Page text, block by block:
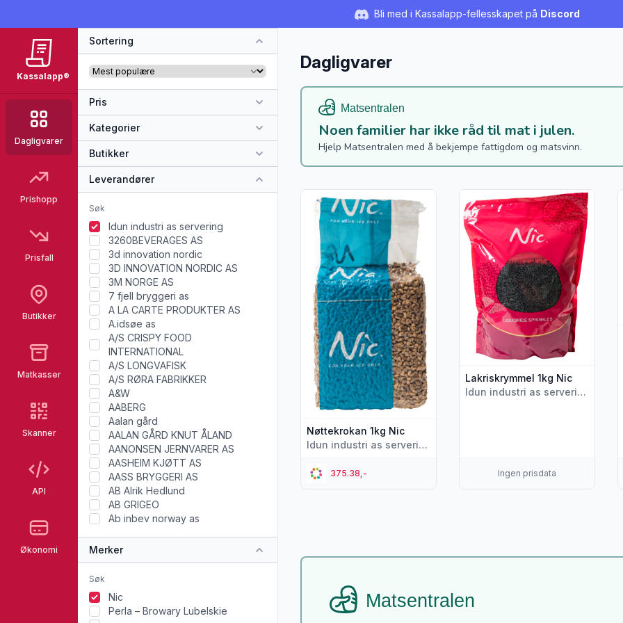
Bli med i Kassalapp-fellesskapet på Discord
Kassalapp®
Dagligvarer
Prishopp
Prisfall
Butikker
Matkasser
Skanner
API
Økonomi
Sortering
Pris
Kategorier
Butikker
Leverandører
Idun industri as servering
3260BEVERAGES AS
3d innovation nordic
3D INNOVATION NORDIC AS
3M NORGE AS
7 fjell bryggeri as
A LA CARTE PRODUKTER AS
A.idsøe as
A/S CRISPY FOOD
INTERNATIONAL
A/S LONGVAFISK
A/S RØRA FABRIKKER
A&W
AABERG
Aalan gård
AALAN GÅRD KNUT ÅLAND
AANONSEN JERNVARER AS
AASHEIM KJØTT AS
AASS BRYGGERI AS
AB Alrik Hedlund
AB GRIGEO
Ab inbev norway as
Merker
Nic
Perla – Browary Lubelskie
Dagligvarer
Noen familier har ikke råd til mat i julen.
Hjelp Matsentralen med å bekjempe fattigdom og matsvinn.
Nøttekrokan 1kg Nic
Idun industri as servering
375.38,-
Vis flere detaljer for produktet "Nøttekrokan 1kg Nic"
Lakriskrymmel 1kg Nic
Idun industri as servering
Ingen prisdata
Vis flere detaljer for produktet